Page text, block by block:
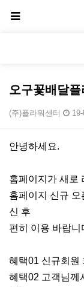
오구꽃배달
(주)플라워센터
본문
안녕하세요.
홈페이지가 새로
홈페이지 신규
신 후
편히 이용 바랍니
혜택01 신규회원
혜택02 고객님께